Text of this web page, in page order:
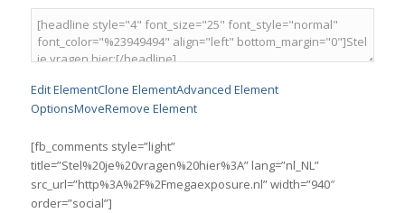
Edit ElementClone ElementAdvanced Element
OptionsMoveRemove Element
[fb_comments style=”light”
title=”Stel%20je%20vragen%20hier%3A” lang=”nl_NL”
src_url=”http%3A%2F%2Fmegaexposure.nl” width=”940″
order=”social”]